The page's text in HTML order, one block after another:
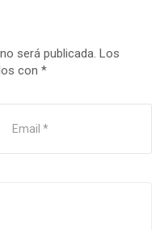
será publicada. Los
con *